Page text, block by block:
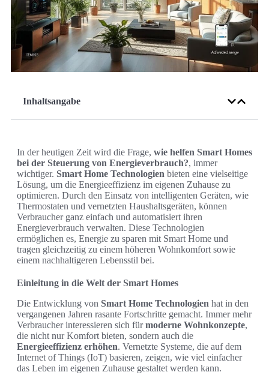
Inhaltsangabe
In der heutigen Zeit wird die Frage, wie helfen Smart Homes
bei der Steuerung von Energieverbrauch?, immer
wichtiger. Smart Home Technologien bieten eine vielseitige
Lösung, um die Energieeffizienz im eigenen Zuhause zu
optimieren. Durch den Einsatz von intelligenten Geräten, wie
Thermostaten und vernetzten Haushaltsgeräten, können
Verbraucher ganz einfach und automatisiert ihren
Energieverbrauch verwalten. Diese Technologien
ermöglichen es, Energie zu sparen mit Smart Home und
tragen gleichzeitig zu einem höheren Wohnkomfort sowie
einem nachhaltigeren Lebensstil bei.
Einleitung in die Welt der Smart Homes
Die Entwicklung von Smart Home Technologien hat in den
vergangenen Jahren rasante Fortschritte gemacht. Immer mehr
Verbraucher interessieren sich fürmoderne Wohnkonzepte,
die nicht nur Komfort bieten, sondern auch die
Energieeffizienz erhöhen. Vernetzte Systeme, die auf dem
Internet of Things (IoT) basieren, zeigen, wie viel einfacher
das Leben im eigenen Zuhause gestaltet werden kann.